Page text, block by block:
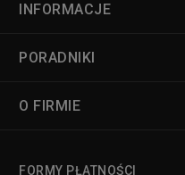
INFORMACJE
PORADNIKI
O FIRMIE
FORMY PŁATNOŚCI